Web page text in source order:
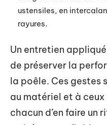
ustensiles, en
rayures.
Un entretien
de préserver la
la poêle. Ces gestes
au matériel et à
chacun d’en faire un